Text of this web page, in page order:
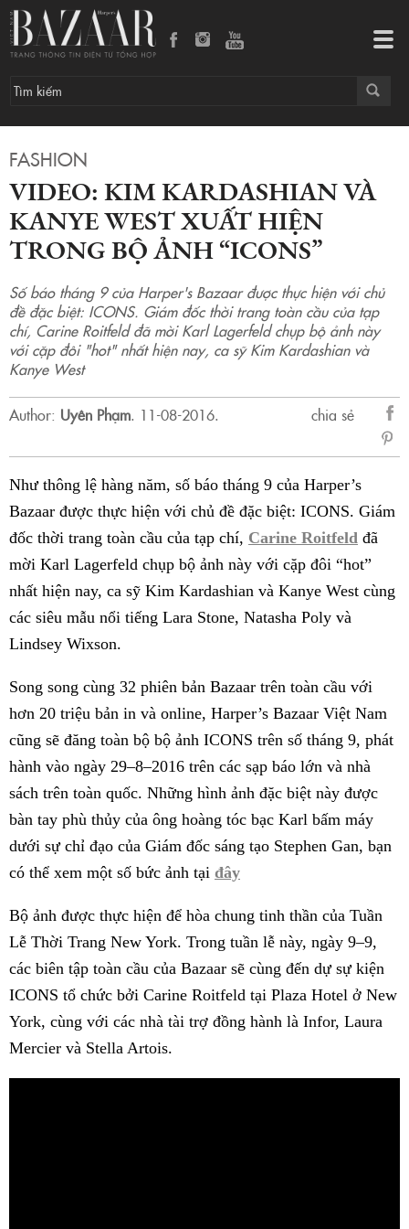
FASHION
VIDEO: KIM KARDASHIAN VÀ
KANYE WEST XUẤT HIỆN
TRONG BỘ ẢNH “ICONS”
Số báo tháng 9 của Harper's Bazaar được thực hiện với chủ
đề đặc biệt: ICONS. Giám đốc thời trang toàn cầu của tạp
chí, Carine Roitfeld đã mời Karl Lagerfeld chụp bộ ảnh này
với cặp đôi "hot" nhất hiện nay, ca sỹ Kim Kardashian và
Kanye West
Author: Uyên Phạm. 11-08-2016.
chia sẻ
sẻ
Như thông lệ hàng năm, số báo tháng 9 của Harper’s
Bazaar được thực hiện với chủ đề đặc biệt: ICONS. Giám
đốc thời trang toàn cầu của tạp chí, Carine Roitfeld đã
mời Karl Lagerfeld chụp bộ ảnh này với cặp đôi “hot”
nhất hiện nay, ca sỹ Kim Kardashian và Kanye West cùng
các siêu mẫu nổi tiếng Lara Stone, Natasha Poly và
Lindsey Wixson.
Song song cùng 32 phiên bản Bazaar trên toàn cầu với
hơn 20 triệu bản in và online, Harper’s Bazaar Việt Nam
cũng sẽ đăng toàn bộ bộ ảnh ICONS trên số tháng 9, phát
hành vào ngày 29–8–2016 trên các sạp báo lớn và nhà
sách trên toàn quốc. Những hình ảnh đặc biệt này được
bàn tay phù thủy của ông hoàng tóc bạc Karl bấm máy
dưới sự chỉ đạo của Giám đốc sáng tạo Stephen Gan, bạn
có thể xem một số bức ảnh tại đây
Bộ ảnh được thực hiện để hòa chung tinh thần của Tuần
Lễ Thời Trang New York. Trong tuần lễ này, ngày 9–9,
các biên tập toàn cầu của Bazaar sẽ cùng đến dự sự kiện
ICONS tổ chức bởi Carine Roitfeld tại Plaza Hotel ở New
York, cùng với các nhà tài trợ đồng hành là Infor, Laura
Mercier và Stella Artois.